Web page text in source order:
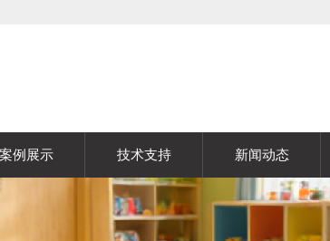
案例展示 技术支持 新闻动态